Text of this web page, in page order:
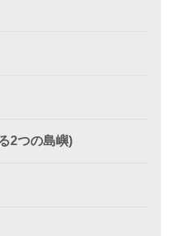
2つの島嶼)